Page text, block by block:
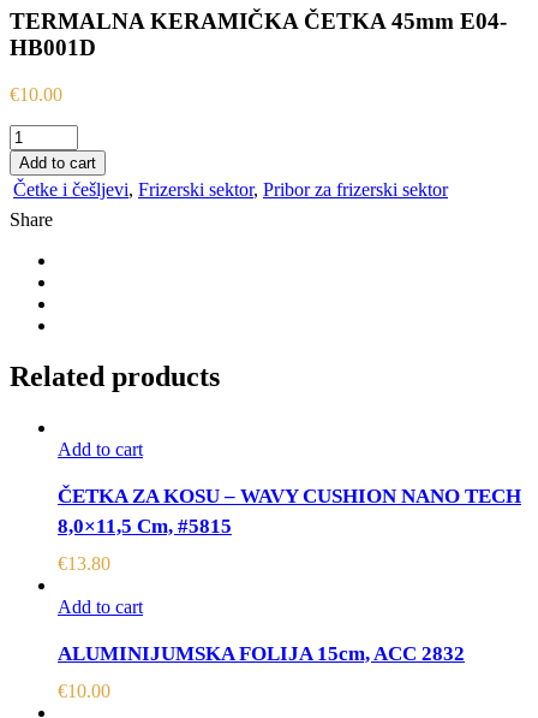
TERMALNA KERAMIČKA ČETKA 45mm E04-
HB001D
€10.00
TERMALNA
KERAMIČKA
ČETKA
45mm
E04-
quantity
Add to cart
Četke i češljevi, Frizerski sektor, Pribor za frizerski sektor
Share
Related products
Add to cart
ČETKA ZA KOSU – WAVY CUSHION NANO TECH
8,0×11,5 Cm, #5815
€13.80
Add to cart
ALUMINIJUMSKA FOLIJA 15cm, ACC 2832
€10.00